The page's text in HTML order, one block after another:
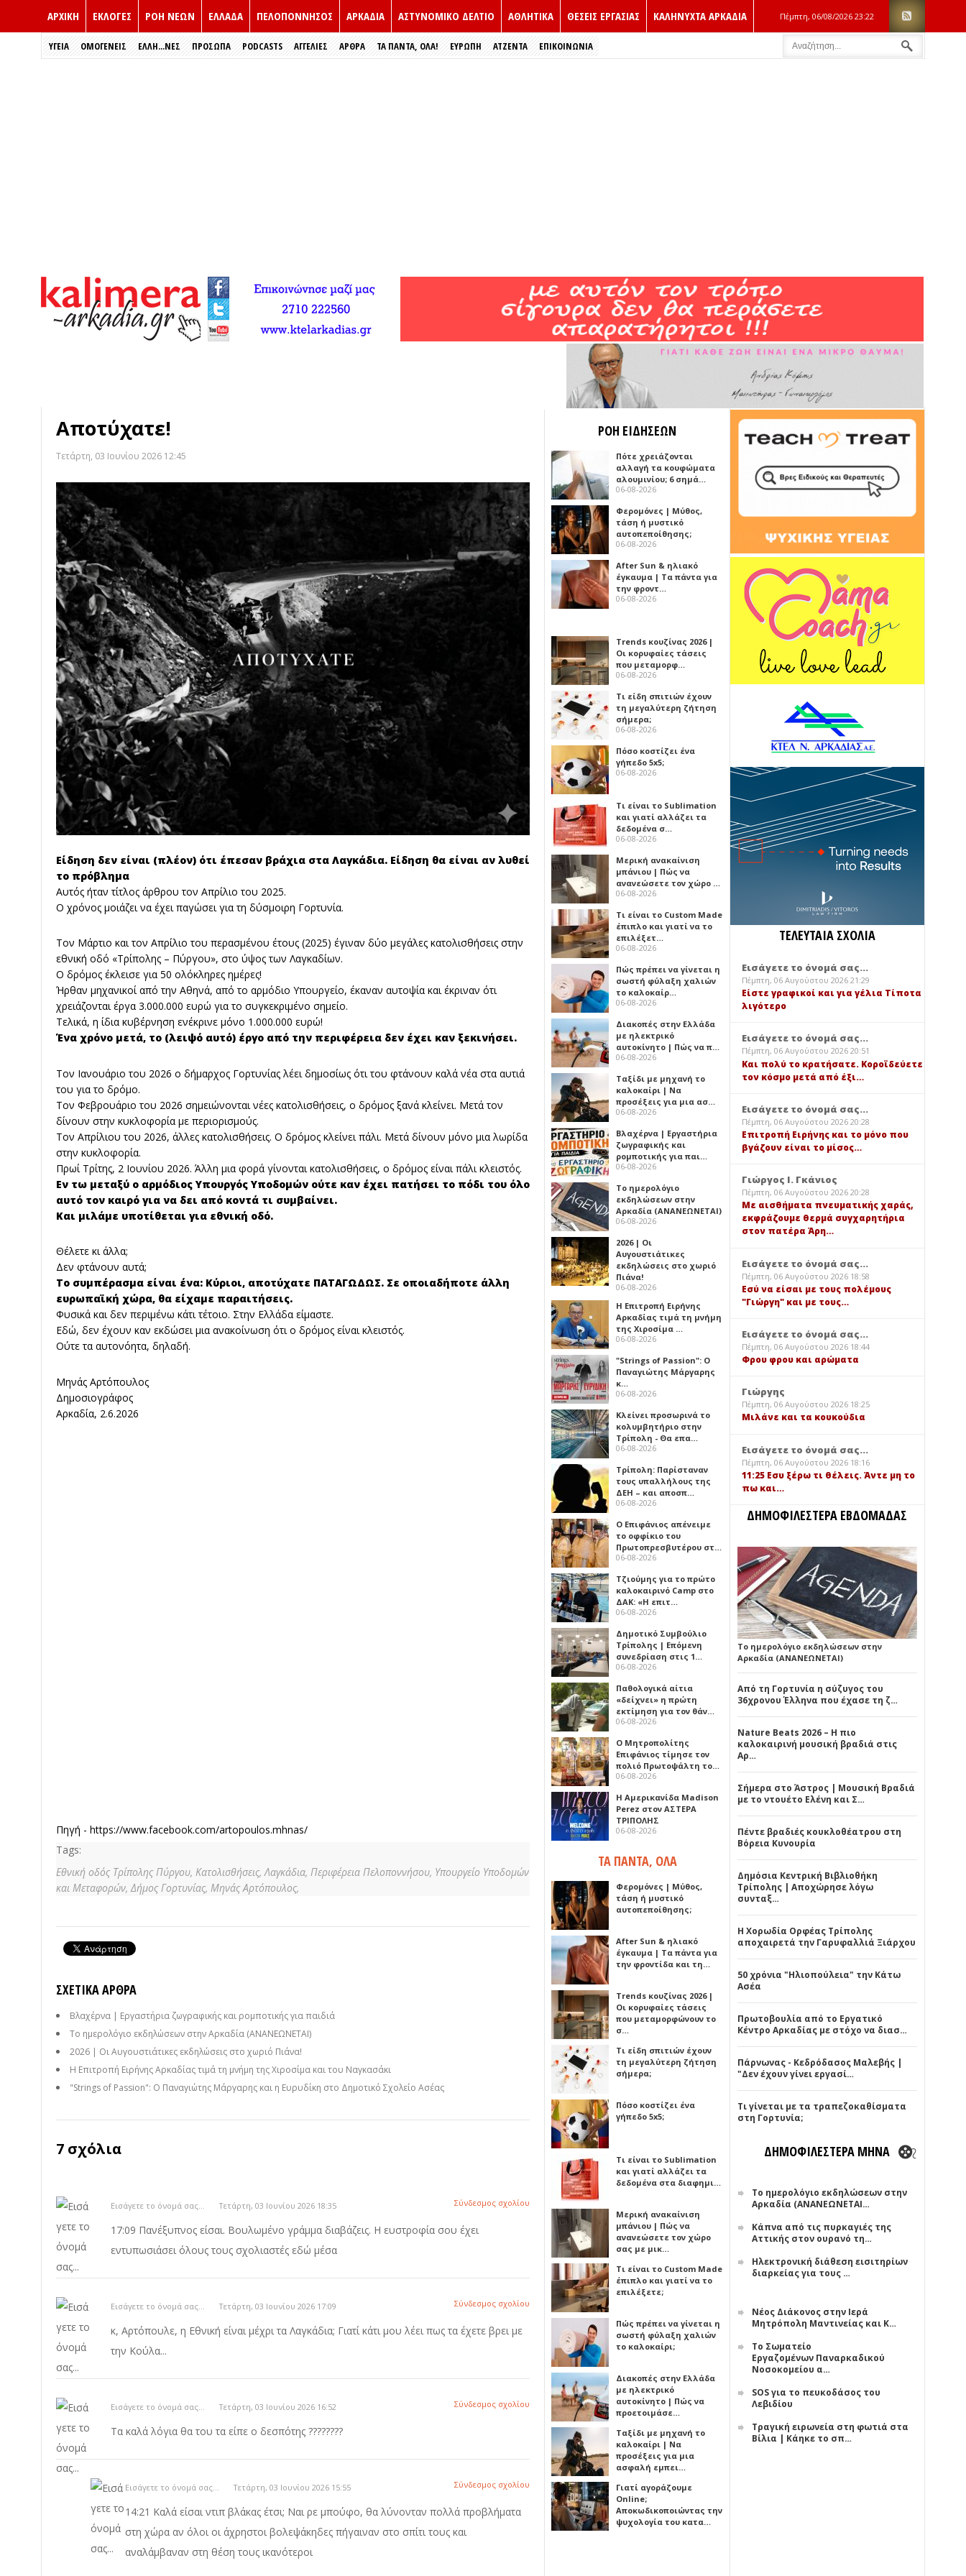
ΑΡΧΙΚΗ ΕΚΛΟΓΈΣ ΡΟΗ ΝΕΩΝ ΕΛΛΑΔΑ ΠΕΛΟΠΟΝΝΗΣΟΣ ΑΡΚΑΔΙΑ ΑΣΤΥΝΟΜΙΚΟ ΔΕΛΤΙΟ ΑΘΛΗΤΙΚΑ ΘΕΣΕΙΣ ΕΡΓΑΣΙΑΣ ΚΑΛΗΝΥΧΤΑ ΑΡΚΑΔΙΑ Πέμπτη, 06/08/2026 23:22
ΥΓΕΙΑ ΟΜΟΓΕΝΕΙΣ ΈΛΛΗ...ΝΕΣ ΠΡΌΣΩΠΑ PODCASTS ΑΓΓΕΛΙΕΣ ΑΡΘΡΑ ΤΑ ΠΑΝΤΑ, ΟΛΑ! ΕΥΡΏΠΗ ΑΤΖΕΝΤΑ ΕΠΙΚΟΙΝΩΝΙΑ
Αποτύχατε!
Τετάρτη, 03 Ιουνίου 2026 12:45
Είδηση δεν είναι (πλέον) ότι έπεσαν βράχια στα Λαγκάδια. Είδηση θα είναι αν λυθεί
το πρόβλημα
Αυτός ήταν τίτλος άρθρου τον Απρίλιο του 2025.
Ο χρόνος μοιάζει να έχει παγώσει για τη δύσμοιρη Γορτυνία.
Τον Μάρτιο και τον Απρίλιο του περασμένου έτους (2025) έγιναν δύο μεγάλες κατολισθήσεις στην
εθνική οδό «Τρίπολης – Πύργου», στο ύψος των Λαγκαδίων.
Ο δρόμος έκλεισε για 50 ολόκληρες ημέρες!
Ήρθαν μηχανικοί από την Αθηνά, από το αρμόδιο Υπουργείο, έκαναν αυτοψία και έκριναν ότι
χρειάζονται έργα 3.000.000 ευρώ για το συγκεκριμένο σημείο.
Τελικά, η ίδια κυβέρνηση ενέκρινε μόνο 1.000.000 ευρώ!
Ένα χρόνο μετά, το (λειψό αυτό) έργο από την περιφέρεια δεν έχει καν ξεκινήσει.
Τον Ιανουάριο του 2026 ο δήμαρχος Γορτυνίας λέει δημοσίως ότι του φτάνουν καλά νέα στα αυτιά
του για το δρόμο.
Τον Φεβρουάριο του 2026 σημειώνονται νέες κατολισθήσεις, ο δρόμος ξανά κλείνει. Μετά τον
δίνουν στην κυκλοφορία με περιορισμούς.
Τον Απρίλιου του 2026, άλλες κατολισθήσεις. Ο δρόμος κλείνει πάλι. Μετά δίνουν μόνο μια λωρίδα
στην κυκλοφορία.
Πρωί Τρίτης, 2 Ιουνίου 2026. Άλλη μια φορά γίνονται κατολισθήσεις, ο δρόμος είναι πάλι κλειστός.
Εν τω μεταξύ ο αρμόδιος Υπουργός Υποδομών ούτε καν έχει πατήσει το πόδι του όλο
αυτό τον καιρό για να δει από κοντά τι συμβαίνει.
Και μιλάμε υποτίθεται για εθνική οδό.
Θέλετε κι άλλα;
Δεν φτάνουν αυτά;
Το συμπέρασμα είναι ένα: Κύριοι, αποτύχατε ΠΑΤΑΓΩΔΩΣ. Σε οποιαδήποτε άλλη
ευρωπαϊκή χώρα, θα είχαμε παραιτήσεις.
Φυσικά και δεν περιμένω κάτι τέτοιο. Στην Ελλάδα είμαστε.
Εδώ, δεν έχουν καν εκδώσει μια ανακοίνωση ότι ο δρόμος είναι κλειστός.
Ούτε τα αυτονόητα, δηλαδή.
Μηνάς Αρτόπουλος
Δημοσιογράφος
Αρκαδία, 2.6.2026
Πηγή - https://www.facebook.com/artopoulos.mhnas/
Tags:
Εθνική οδός Τρίπολης Πύργου, Κατολισθήσεις, Λαγκάδια, Περιφέρεια Πελοποννήσου, Υπουργείο Υποδομών
και Μεταφορών, Δήμος Γορτυνίας, Μηνάς Αρτόπουλος,
ΣΧΕΤΙΚΆ ΆΡΘΡΑ
Βλαχέρνα | Εργαστήρια ζωγραφικής και ρομποτικής για παιδιά
Το ημερολόγιο εκδηλώσεων στην Αρκαδία (ΑΝΑΝΕΩΝΕΤΑΙ)
2026 | Οι Αυγουστιάτικες εκδηλώσεις στο χωριό Πιάνα!
Η Επιτροπή Ειρήνης Αρκαδίας τιμά τη μνήμη της Χιροσίμα και του Ναγκασάκι
"Strings of Passion": Ο Παναγιώτης Μάργαρης και η Ευρυδίκη στο Δημοτικό Σχολείο Ασέας
7 σχόλια
Εισάγετε το όνομά σας... Τετάρτη, 03 Ιουνίου 2026 18:35 Σύνδεσμος σχολίου
17:09 Πανέξυπνος είσαι. Βουλωμένο γράμμα διαβάζεις. Η ευστροφία σου έχει
εντυπωσιάσει όλους τους σχολιαστές εδώ μέσα
Εισάγετε το όνομά σας... Τετάρτη, 03 Ιουνίου 2026 17:09 Σύνδεσμος σχολίου
κ, Αρτόπουλε, η Εθνική είναι μέχρι τα Λαγκάδια; Γιατί κάτι μου λέει πως τα έχετε βρει με
την Κούλα...
Εισάγετε το όνομά σας... Τετάρτη, 03 Ιουνίου 2026 16:52 Σύνδεσμος σχολίου
Τα καλά λόγια θα του τα είπε ο δεσπότης ????????
Εισάγετε το όνομά σας... Τετάρτη, 03 Ιουνίου 2026 15:55 Σύνδεσμος σχολίου
14:21 Καλά είσαι ντιπ βλάκας έτσι; Ναι ρε μπούφο, θα λύνονταν πολλά προβλήματα
στη χώρα αν όλοι οι άχρηστοι βολεψάκηδες πήγαιναν στο σπίτι τους και
αναλάμβαναν στη θέση τους ικανότεροι
ΡΟΗ ΕΙΔΗΣΕΩΝ
Πότε χρειάζονται
αλλαγή τα κουφώματα
αλουμινίου; 6 σημά…
06-08-2026
Φερομόνες | Μύθος,
τάση ή μυστικό
αυτοπεποίθησης;
06-08-2026
After Sun & ηλιακό
έγκαυμα | Τα πάντα για
την φροντ…
06-08-2026
Trends κουζίνας 2026 |
Οι κορυφαίες τάσεις
που μεταμορφ…
06-08-2026
Τι είδη σπιτιών έχουν
τη μεγαλύτερη ζήτηση
σήμερα;
06-08-2026
Πόσο κοστίζει ένα
γήπεδο 5x5;
06-08-2026
Τι είναι το Sublimation
και γιατί αλλάζει τα
δεδομένα σ…
06-08-2026
Μερική ανακαίνιση
μπάνιου | Πώς να
ανανεώσετε τον χώρο …
06-08-2026
Τι είναι το Custom Made
έπιπλο και γιατί να το
επιλέξετ…
06-08-2026
Πώς πρέπει να γίνεται η
σωστή φύλαξη χαλιών
το καλοκαίρ…
06-08-2026
Διακοπές στην Ελλάδα
με ηλεκτρικό
αυτοκίνητο | Πώς να π…
06-08-2026
Ταξίδι με μηχανή το
καλοκαίρι | Να
προσέξεις για μια ασ…
06-08-2026
Βλαχέρνα | Εργαστήρια
ζωγραφικής και
ρομποτικής για παι…
06-08-2026
Το ημερολόγιο
εκδηλώσεων στην
Αρκαδία (ΑΝΑΝΕΩΝΕΤΑΙ)
06-08-2026
2026 | Οι
Αυγουστιάτικες
εκδηλώσεις στο χωριό
Πιάνα!
06-08-2026
Η Επιτροπή Ειρήνης
Αρκαδίας τιμά τη μνήμη
της Χιροσίμα …
06-08-2026
"Strings of Passion": Ο
Παναγιώτης Μάργαρης
κ…
06-08-2026
Κλείνει προσωρινά το
κολυμβητήριο στην
Τρίπολη - Θα επα…
06-08-2026
Τρίπολη: Παρίσταναν
τους υπαλλήλους της
ΔΕΗ – και αποσπ…
06-08-2026
Ο Επιφάνιος απένειμε
το οφφίκιο του
Πρωτοπρεσβυτέρου στ…
06-08-2026
Τζιούμης για το πρώτο
καλοκαιρινό Camp στο
ΔΑΚ: «Η επιτ…
06-08-2026
Δημοτικό Συμβούλιο
Τρίπολης | Επόμενη
συνεδρίαση στις 1…
06-08-2026
Παθολογικά αίτια
«δείχνει» η πρώτη
εκτίμηση για τον θάν…
06-08-2026
Ο Μητροπολίτης
Επιφάνιος τίμησε τον
πολιό Πρωτοψάλτη το…
06-08-2026
Η Αμερικανίδα Madison
Perez στον ΑΣΤΕΡΑ
ΤΡΙΠΟΛΗΣ
06-08-2026
ΤΑ ΠΑΝΤΑ, ΟΛΑ
Φερομόνες | Μύθος,
τάση ή μυστικό
αυτοπεποίθησης;
After Sun & ηλιακό
έγκαυμα | Τα πάντα για
την φροντίδα και τη…
Trends κουζίνας 2026 |
Οι κορυφαίες τάσεις
που μεταμορφώνουν το
σ…
Τι είδη σπιτιών έχουν
τη μεγαλύτερη ζήτηση
σήμερα;
Πόσο κοστίζει ένα
γήπεδο 5x5;
Τι είναι το Sublimation
και γιατί αλλάζει τα
δεδομένα στα διαφημι…
Μερική ανακαίνιση
μπάνιου | Πώς να
ανανεώσετε τον χώρο
σας με μικ…
Τι είναι το Custom Made
έπιπλο και γιατί να το
επιλέξετε;
Πώς πρέπει να γίνεται η
σωστή φύλαξη χαλιών
το καλοκαίρι;
Διακοπές στην Ελλάδα
με ηλεκτρικό
αυτοκίνητο | Πώς να
προετοιμάσε…
Ταξίδι με μηχανή το
καλοκαίρι | Να
προσέξεις για μια
ασφαλή εμπει…
Γιατί αγοράζουμε
Online;
Αποκωδικοποιώντας την
ψυχολογία του κατα…
ΤΕΛΕΥΤΑΙΑ ΣΧΟΛΙΑ
Εισάγετε το όνομά σας...
Πέμπτη, 06 Αυγούστου 2026 21:29
Είστε γραφικοί και για γέλια Τίποτα
λιγότερο
Εισάγετε το όνομά σας...
Πέμπτη, 06 Αυγούστου 2026 20:51
Και πολύ το κρατήσατε. Κοροϊδεύετε
τον κόσμο μετά από έξι…
Εισάγετε το όνομά σας...
Πέμπτη, 06 Αυγούστου 2026 20:28
Επιτροπή Ειρήνης και το μόνο που
βγάζουν είναι το μίσος…
Γιώργος Ι. Γκάνιος
Πέμπτη, 06 Αυγούστου 2026 20:28
Με αισθήματα πνευματικής χαράς,
εκφράζουμε θερμά συγχαρητήρια
στον πατέρα Άρη…
Εισάγετε το όνομά σας...
Πέμπτη, 06 Αυγούστου 2026 18:58
Εσύ να είσαι με τους πολέμους
"Γιώργη" και με τους…
Εισάγετε το όνομά σας...
Πέμπτη, 06 Αυγούστου 2026 18:44
Φρου φρου και αρώματα
Γιώργης
Πέμπτη, 06 Αυγούστου 2026 18:25
Μιλάνε και τα κουκούδια
Εισάγετε το όνομά σας...
Πέμπτη, 06 Αυγούστου 2026 18:16
11:25 Εσυ ξέρω τι θέλεις. Άντε μη το
πω και…
ΔΗΜΟΦΙΛΕΣΤΕΡΑ ΕΒΔΟΜΑΔΑΣ
Το ημερολόγιο εκδηλώσεων στην
Αρκαδία (ΑΝΑΝΕΩΝΕΤΑΙ)
Από τη Γορτυνία η σύζυγος του
36χρονου Έλληνα που έχασε τη ζ…
Nature Beats 2026 – Η πιο
καλοκαιρινή μουσική βραδιά στις
Αρ…
Σήμερα στο Άστρος | Μουσική Βραδιά
με το ντουέτο Ελένη και Σ…
Πέντε βραδιές κουκλοθέατρου στη
Βόρεια Κυνουρία
Δημόσια Κεντρική Βιβλιοθήκη
Τρίπολης | Αποχώρησε λόγω
συνταξ…
Η Χορωδία Ορφέας Τρίπολης
αποχαιρετά την Γαρυφαλλιά Ξιάρχου
50 χρόνια "Ηλιοπούλεια" την Κάτω
Ασέα
Πρωτοβουλία από το Εργατικό
Κέντρο Αρκαδίας με στόχο να διασ…
Πάρνωνας - Κεδρόδασος Μαλεβής |
"Δεν έχουν γίνει εργασί…
Τι γίνεται με τα τραπεζοκαθίσματα
στη Γορτυνία;
ΔΗΜΟΦΙΛΕΣΤΕΡΑ ΜΗΝΑ
Το ημερολόγιο εκδηλώσεων στην
Αρκαδία (ΑΝΑΝΕΩΝΕΤΑΙ…
Κάπνα από τις πυρκαγιές της
Αττικής στον ουρανό τη…
Ηλεκτρονική διάθεση εισιτηρίων
διαρκείας για τους …
Νέος Διάκονος στην Ιερά
Μητρόπολη Μαντινείας και Κ…
Το Σωματείο
Εργαζομένων Παναρκαδικού
Νοσοκομείου α…
SOS για το πευκοδάσος του
Λεβιδίου
Τραγική ειρωνεία στη φωτιά στα
Βίλια | Κάηκε το σπ…